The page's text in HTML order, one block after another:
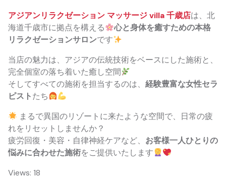
アジアンリラクゼーション マッサージ villa 千歳店は、北
海道千歳市に拠点を構える
心と身体を癒すための本格
リラクゼーションサロンです
当店の魅力は、アジアの伝統技術をベースにした施術と、
完全個室の落ち着いた癒し空間
そしてすべての施術を担当するのは、 経験豊富な女性セラ
ピストたち
まるで異国のリゾートに来たような空間で、日常の疲
れをリセットしませんか？
疲労回復・美容・自律神経ケアなど、 お客様一人ひとりの
悩みに合わせた施術をご提供いたします
Views: 18